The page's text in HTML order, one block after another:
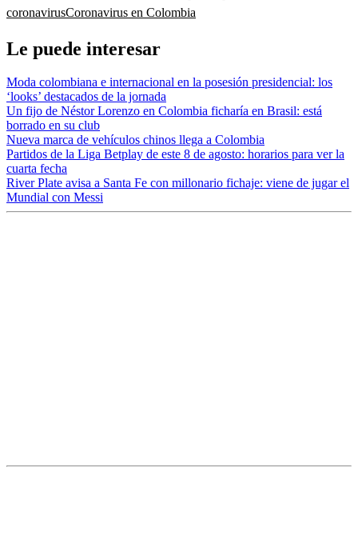
coronavirusCoronavirus en Colombia
Le puede interesar
Moda colombiana e internacional en la posesión presidencial: los
‘looks’ destacados de la jornada
Un fijo de Néstor Lorenzo en Colombia ficharía en Brasil: está
borrado en su club
Nueva marca de vehículos chinos llega a Colombia
Partidos de la Liga Betplay de este 8 de agosto: horarios para ver la
cuarta fecha
River Plate avisa a Santa Fe con millonario fichaje: viene de jugar el
Mundial con Messi